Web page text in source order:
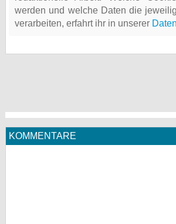
werden und welche Daten die
verarbeiten, erfahrt ihr in unserer
KOMMENTARE